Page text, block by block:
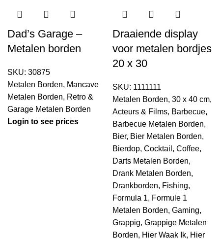
Dad’s Garage –
Metalen borden
SKU: 30875
Metalen Borden, Mancave
Metalen Borden, Retro &
Garage Metalen Borden
Login to see prices
Draaiende display
voor metalen bordjes
20 x 30
SKU: 1111111
Metalen Borden, 30 x 40 cm,
Acteurs & Films, Barbecue,
Barbecue Metalen Borden,
Bier, Bier Metalen Borden,
Bierdop, Cocktail , Coffee,
Darts Metalen Borden,
Drank Metalen Borden,
Drankborden, Fishing,
Formula 1, Formule 1
Metalen Borden, Gaming,
Grappig, Grappige Metalen
Borden, Hier Waak Ik, Hier